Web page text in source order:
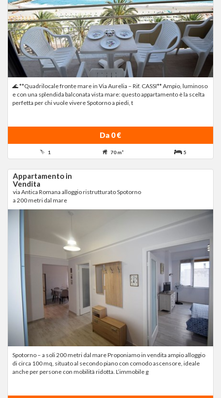
🌊 **Quadrilocale fronte mare in Via Aurelia – Rif. CASSI** Ampio, luminoso
e con una splendida balconata vista mare: questo appartamento è la scelta
perfetta per chi vuole vivere Spotorno a piedi, t
Da 0 €
1 70 m² 5
Appartamento in
Vendita
via Antica Romana alloggio ristrutturato Spotorno
a 200 metri dal mare
Spotorno – a soli 200 metri dal mare Proponiamo in vendita ampio alloggio
di circa 100 mq, situato al secondo piano con comodo ascensore, ideale
anche per persone con mobilità ridotta. L’immobile g